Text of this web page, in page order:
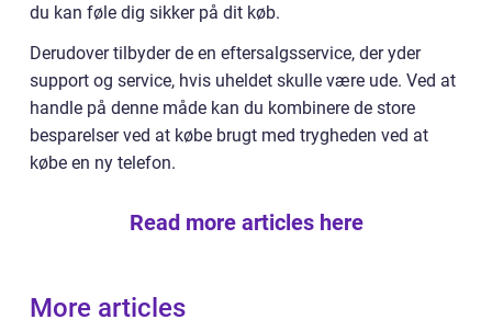
du kan føle dig sikker på dit køb.
Derudover tilbyder de en eftersalgsservice, der yder
support og service, hvis uheldet skulle være ude. Ved at
handle på denne måde kan du kombinere de store
besparelser ved at købe brugt med trygheden ved at
købe en ny telefon.
Read more articles here
More articles